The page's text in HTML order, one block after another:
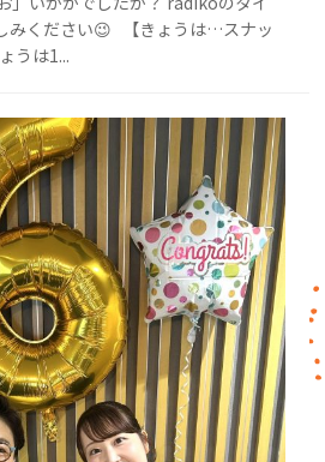
みください😉 【きょうは…スナッ
うは1...